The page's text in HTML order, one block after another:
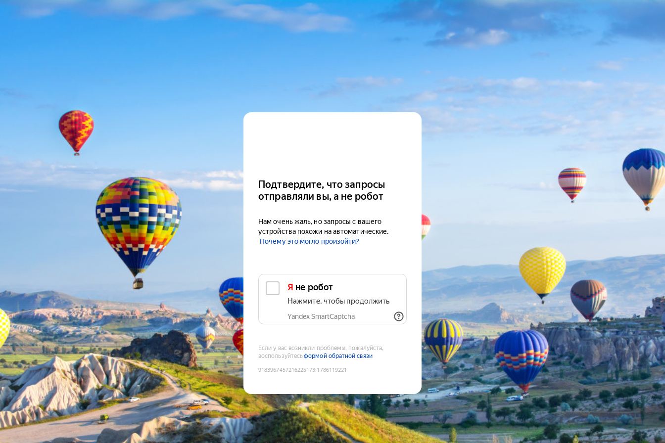
Подтвердите, что запросы
отправляли вы, а не робот
Нам очень жаль, но запросы с вашего
устройства похожи на автоматические.
Почему это могло произойти?
Я не робот
Нажмите, чтобы продолжить
Yandex SmartCaptcha
Если у вас возникли проблемы, пожалуйста,
воспользуйтесьформой обратной связи
9183967457216225173:1786119221